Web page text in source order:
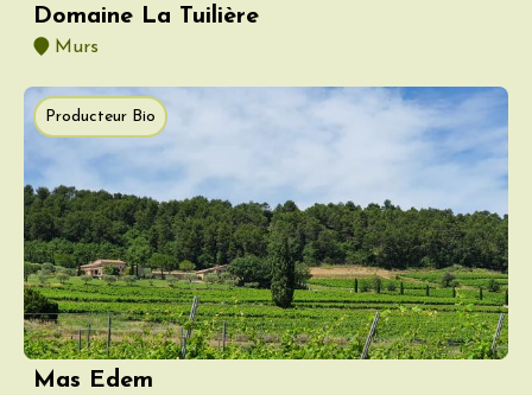
Domaine La Tuilière
Murs
Producteur Bio
Mas Edem